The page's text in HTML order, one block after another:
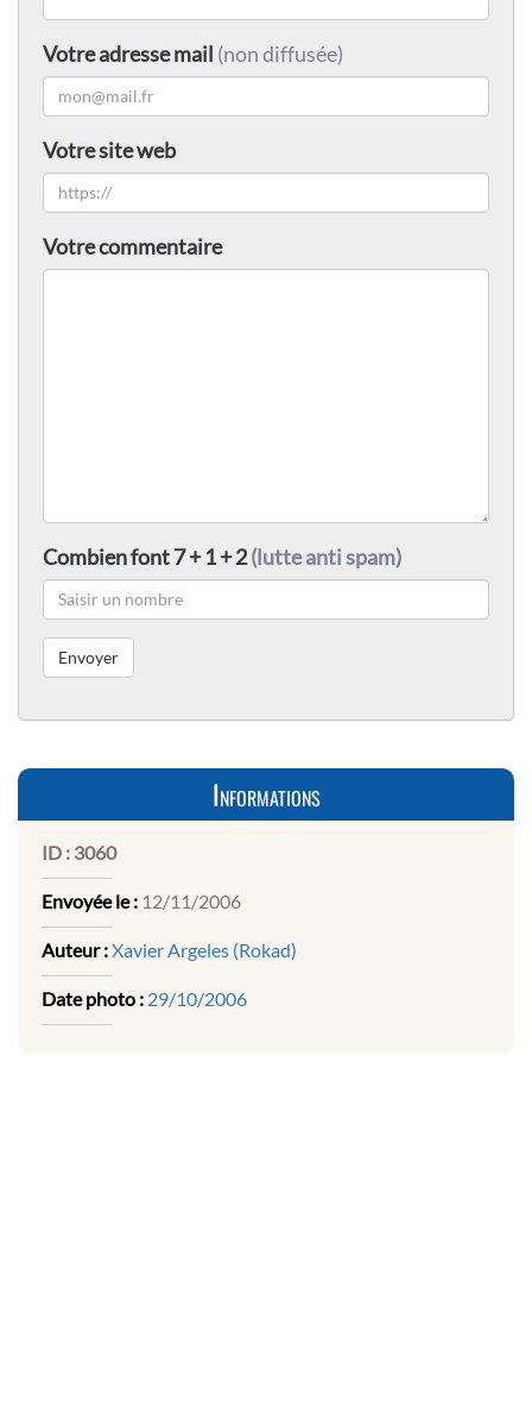
Votre adresse mail (non diffusée)
Votre site web
Votre commentaire
Combien font 7 + 1 + 2(lutte anti spam)
Informations
ID : 3060
Envoyée le : 12/11/2006
Auteur :Xavier Argeles (Rokad)
Date photo : 29/10/2006